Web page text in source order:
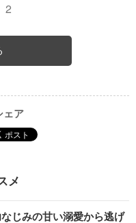
ェア
メ
じみの甘い溺愛から逃げ